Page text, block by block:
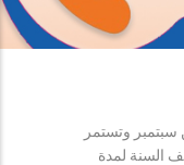
سبتمبر وتستمر
السنة لمدة